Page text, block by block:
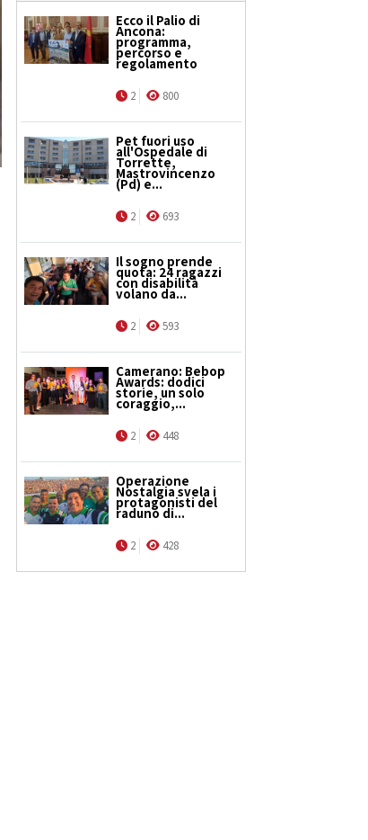
Ecco il Palio di
Ancona:
programma,
percorso e
regolamento
2 800
Pet fuori uso
all'Ospedale di
Torrette,
Mastrovincenzo
(Pd) e...
2 693
Il sogno prende
quota: 24 ragazzi
con disabilità
volano da...
2 593
Camerano: Bebop
Awards: dodici
storie, un solo
coraggio,...
2 448
Operazione
Nostalgia svela i
protagonisti del
raduno di...
2 428